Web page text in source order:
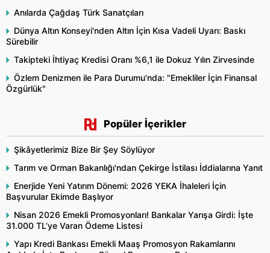
Anılarda Çağdaş Türk Sanatçıları
Dünya Altın Konseyi'nden Altın İçin Kısa Vadeli Uyarı: Baskı
Sürebilir
Takipteki İhtiyaç Kredisi Oranı %6,1 ile Dokuz Yılın Zirvesinde
Özlem Denizmen ile Para Durumu'nda: "Emekliler İçin Finansal
Özgürlük"
Popüler İçerikler
Şikâyetlerimiz Bize Bir Şey Söylüyor
Tarım ve Orman Bakanlığı'ndan Çekirge İstilası İddialarına Yanıt
Enerjide Yeni Yatırım Dönemi: 2026 YEKA İhaleleri İçin
Başvurular Ekimde Başlıyor
Nisan 2026 Emekli Promosyonları! Bankalar Yarışa Girdi: İşte
31.000 TL’ye Varan Ödeme Listesi
Yapı Kredi Bankası Emekli Maaş Promosyon Rakamlarını